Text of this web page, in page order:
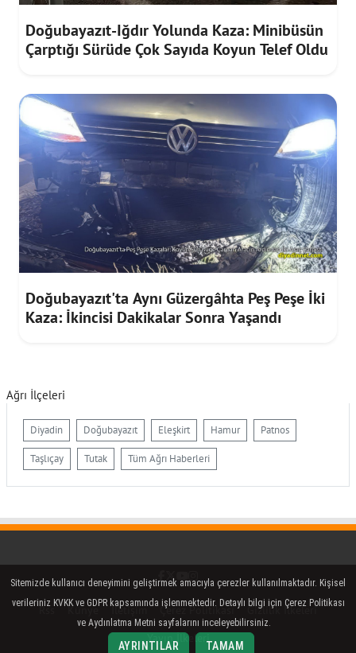
Doğubayazıt-Iğdır Yolunda Kaza: Minibüsün
Çarptığı Sürüde Çok Sayıda Koyun Telef Oldu
Doğubayazıt'ta Aynı Güzergâhta Peş Peşe İki
Kaza: İkincisi Dakikalar Sonra Yaşandı
Ağrı İlçeleri
Diyadin Doğubayazıt Eleşkirt Hamur Patnos
Taşlıçay Tutak Tüm Ağrı Haberleri
Facebook
Twitter (X)
YouTube
Instagram
Rss Künye İletişim Çerez Politikası
Gizlilik İlkeleri
Yayın İlkeleri
Sitemizde kullanıcı deneyimini geliştirmek amacıyla çerezler kullanılmaktadır. Kişisel
verileriniz KVKK ve GDPR kapsamında işlenmektedir. Detaylı bilgi için Çerez Politikası
ve Aydınlatma Metni sayfalarını inceleyebilirsiniz.
AYRINTILAR TAMAM